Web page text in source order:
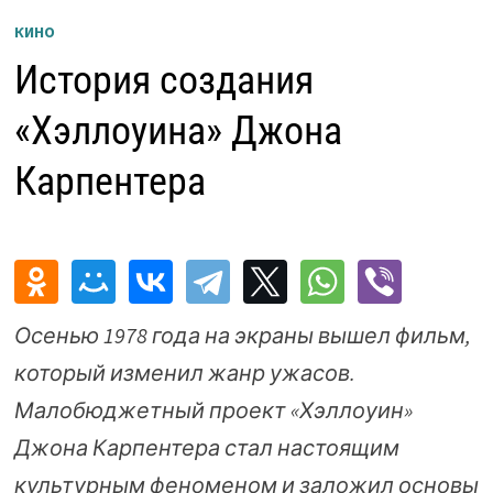
КИНО
История создания
«Хэллоуина» Джона
Карпентера
Осенью 1978 года на экраны вышел фильм,
который изменил жанр ужасов.
Малобюджетный проект «Хэллоуин»
Джона Карпентера стал настоящим
культурным феноменом и заложил основы